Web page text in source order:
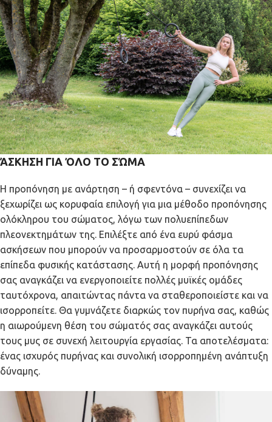
ΆΣΚΗΣΗ ΓΙΑ ΌΛΟ ΤΟ ΣΏΜΑ
Η προπόνηση με ανάρτηση – ή σφεντόνα – συνεχίζει να
ξεχωρίζει ως κορυφαία επιλογή για μια μέθοδο προπόνησης
ολόκληρου του σώματος, λόγω των πολυεπίπεδων
πλεονεκτημάτων της. Επιλέξτε από ένα ευρύ φάσμα
ασκήσεων που μπορούν να προσαρμοστούν σε όλα τα
επίπεδα φυσικής κατάστασης. Αυτή η μορφή προπόνησης
σας αναγκάζει να ενεργοποιείτε πολλές μυϊκές ομάδες
ταυτόχρονα, απαιτώντας πάντα να σταθεροποιείστε και να
ισορροπείτε. Θα γυμνάζετε διαρκώς τον πυρήνα σας, καθώς
η αιωρούμενη θέση του σώματός σας αναγκάζει αυτούς
τους μυς σε συνεχή λειτουργία εργασίας. Τα αποτελέσματα:
ένας ισχυρός πυρήνας και συνολική ισορροπημένη ανάπτυξη
δύναμης.